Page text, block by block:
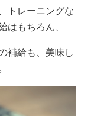
トレーニングな
はもちろん、
補給も、美味し